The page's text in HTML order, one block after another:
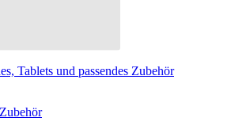
Tablets und passendes Zubehör